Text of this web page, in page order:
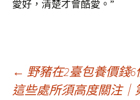
愛好，清楚才會酷愛。”
文
← 野豬在2臺包養價錢
這些處所須高度關注｜